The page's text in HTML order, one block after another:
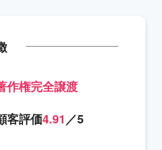
作権完全譲渡
客評価4.91 ／5